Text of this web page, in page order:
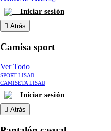
Iniciar sesión
Atrás
Camisa sport
Ver Todo
SPORT LISA
CAMISETA LISA
Iniciar sesión
Atrás